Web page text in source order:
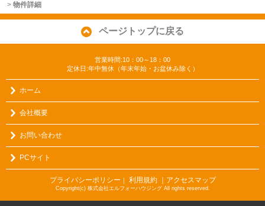
> 物件詳細
ページトップに戻る
営業時間:10：00～18：00
定休日:年中無休（年末年始・お盆休み除く）
ホーム
会社概要
お問い合わせ
PCサイト
プライバシーポリシー ｜ 利用規約 ｜アクセスマップ
Copyright(c) 株式会社エルフォーハウジング All rights reserved.